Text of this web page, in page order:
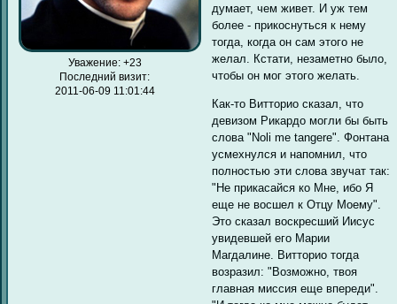
Уважение: +23
Последний визит:
2011-06-09 11:01:44
думает, чем живет. И уж тем
более - прикоснуться к нему
тогда, когда он сам этого не
желал. Кстати, незаметно было,
чтобы он мог этого желать.
Как-то Витторио сказал, что
девизом Рикардо могли бы быть
слова "Noli me tangere". Фонтана
усмехнулся и напомнил, что
полностью эти слова звучат так:
"Не прикасайся ко Мне, ибо Я
еще не восшел к Отцу Моему".
Это сказал воскресший Иисус
увидевшей его Марии
Магдалине. Витторио тогда
возразил: "Возможно, твоя
главная миссия еще впереди".